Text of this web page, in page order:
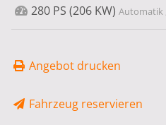
280 PS (206 KW) Automatik
Angebot drucken
Fahrzeug reservieren